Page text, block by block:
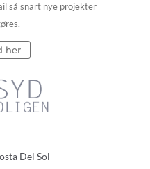
så snart nye projekter
her
Del Sol